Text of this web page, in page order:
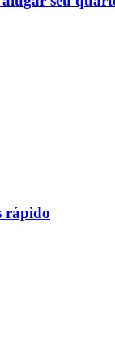
rápido